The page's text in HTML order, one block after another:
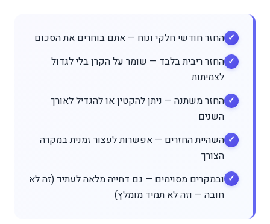
החזר חודשי חלקי ונוח — אתם בוחרים את הסכום
החזר ריבית בלבד — שומר על הקרן בלי לגדול
לצמיתות
החזר משתנה — ניתן להקטין או להגדיל לאורך
השנים
השהיית החזרים — אפשרות לעצור זמנית במקרה
הצורך
ובמקרים מסוימים — גם דחייה מלאה לעתיד (זה לא
חובה — וזה לא תמיד מומלץ)